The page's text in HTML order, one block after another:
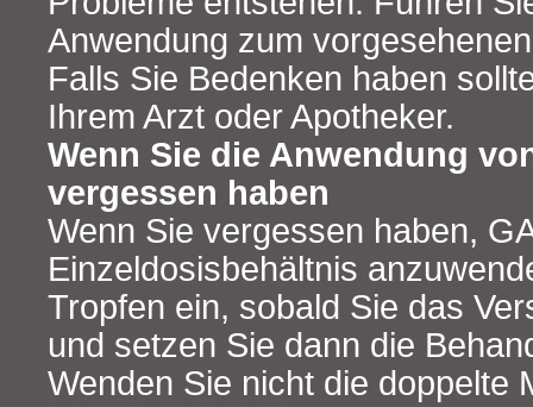
Anwendung zum
Falls Sie Bedenken haben
Ihrem Arzt oder Apotheker.
Wenn Sie die Anwendung
vergessen haben
Wenn Sie vergessen haben,
Einzeldosisbehältnis
Tropfen ein, sobald Sie das
und setzen Sie dann die
Wenden Sie nicht die doppelte